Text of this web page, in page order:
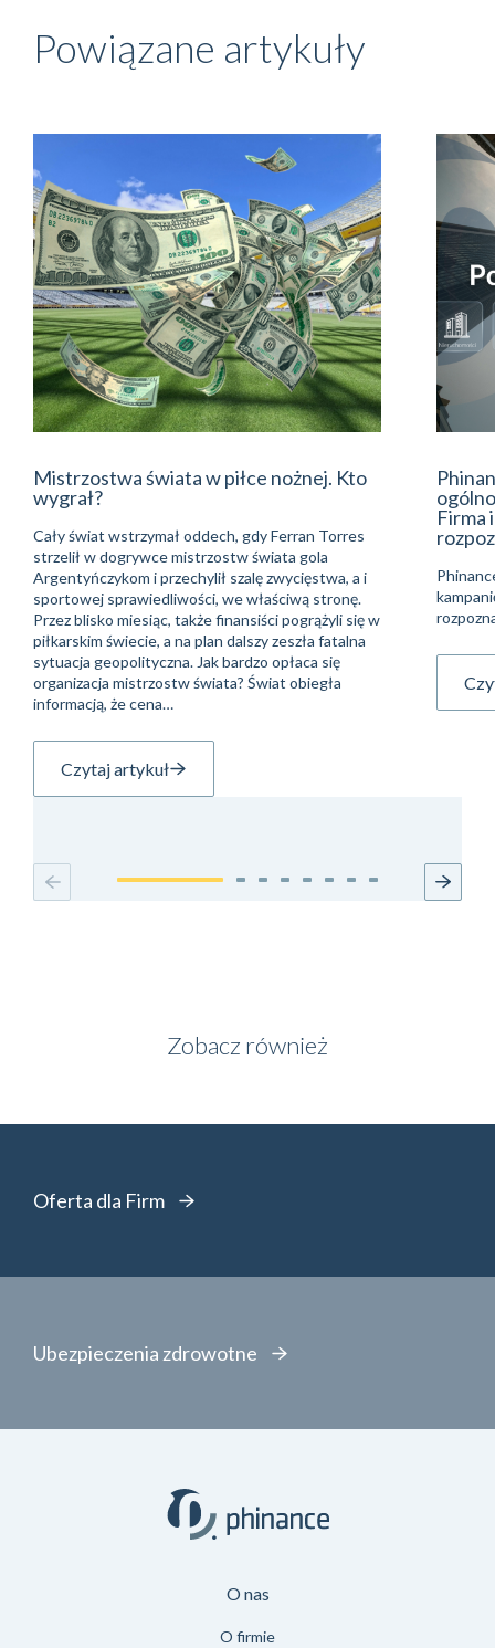
Powiązane artykuły
Mistrzostwa świata w piłce nożnej. Kto
wygrał?
Cały świat wstrzymał oddech, gdy Ferran Torres
strzelił w dogrywce mistrzostw świata gola
Argentyńczykom i przechylił szalę zwycięstwa, a i
sportowej sprawiedliwości, we właściwą stronę.
Przez blisko miesiąc, także finansiści pogrążyli się w
piłkarskim świecie, a na plan dalszy zeszła fatalna
sytuacja geopolityczna. Jak bardzo opłaca się
organizacja mistrzostw świata? Świat obiegła
informacją, że cena…
Czytaj artykuł
Firma
Zobacz również
Oferta dla Firm
Ubezpieczenia zdrowotne
O nas
O firmie